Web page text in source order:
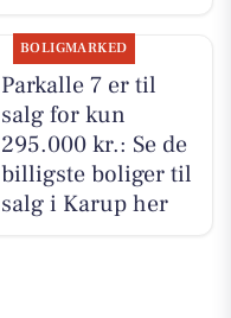
BOLIGMARKED
Parkalle 7 er til
salg for kun
295.000 kr.: Se de
billigste boliger til
salg i Karup her